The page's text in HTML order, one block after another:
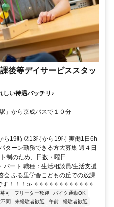
後等デイサービススタッ
しい待遇バッチリ♪
」から京成バスで１０分
ら19時 ➁13時から19時 実働1日6h
ターン勤務できる方大募集 週４日
制のため、日数・曜日...
ート 職種：生活相談員/生活支援
ふる里学舎こどもの丘での放課
です！！！≫ ✧✧✧✧✧✧✧✧✧✧✧✧...
可 フリーター歓迎
バイク通勤OK
問 未経験者歓迎 午前
経験者歓迎